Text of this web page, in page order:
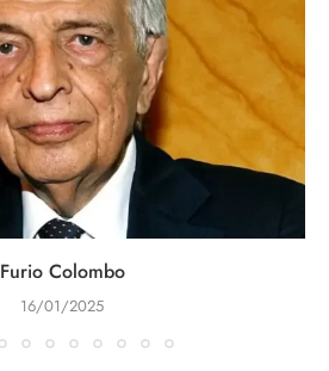
Furio Colombo
16/01/2025